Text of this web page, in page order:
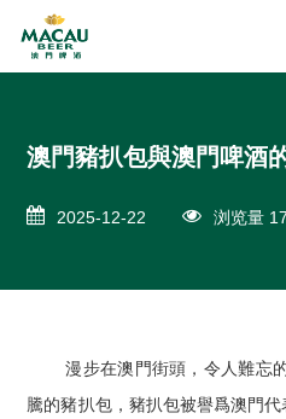
澳門豬扒包與澳門啤酒
2025-12-22 浏览量
漫步在澳門街頭，令人難忘
騰的豬扒包，豬扒包被譽爲澳門